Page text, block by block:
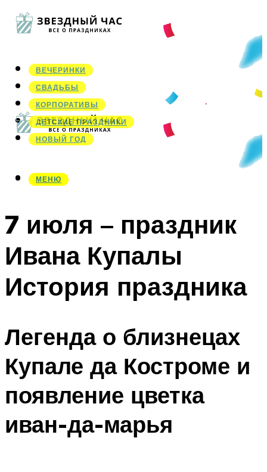
ВЕЧЕРИНКИ
СВАДЬБЫ
КОРПОРАТИВЫ
ДЕТСКИЕ ПРАЗДНИКИ
НОВЫЙ ГОД
МЕНЮ
МЕНЮ
7 июля – праздник
Ивана Купалы
История праздника
Легенда о близнецах
Купале да Костроме и
появление цветка
иван-да-марья